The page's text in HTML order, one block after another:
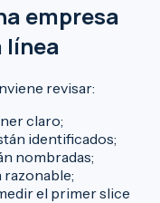
empresa
línea
revisar:
claro;
identificados;
nombradas;
razonable;
el primer slice